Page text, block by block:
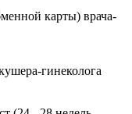
карты) врача-
гинеколога